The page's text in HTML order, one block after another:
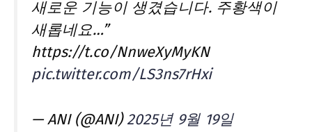
새로운 기능이 생겼습니다. 주황색이
새롭네요…”
https://t.co/NnweXyMyKN
pic.twitter.com/LS3ns7rHxi
— ANI (@ANI)2025년 9월 19일